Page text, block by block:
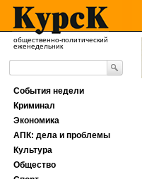
общественно-политический
еженедельник
События недели
Криминал
Экономика
АПК: дела и проблемы
Культура
Общество